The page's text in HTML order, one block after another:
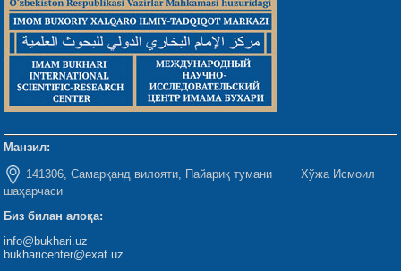
Манзил:
141306, Самарқанд вилояти, Пайариқ тумани Хўжа Исмоил
шаҳарчаси
Биз билан алоқа:
info@bukhari.uz
bukharicenter@exat.uz